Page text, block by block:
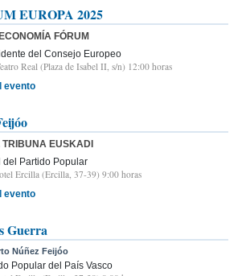
EUROPA 2025
FÓRUM
del Consejo Europeo
Real (Plaza de Isabel II, s/n) 12:00 horas
evento
TRIBUNA EUSKADI
del Partido Popular
Ercilla (Ercilla, 37-39) 9:00 horas
evento
Guerra
Núñez Feijóo
Popular del País Vasco